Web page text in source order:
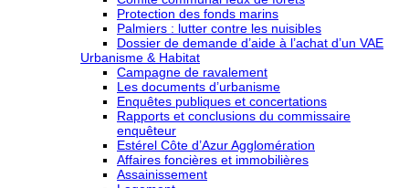
Protection des fonds marins
Palmiers : lutter contre les nuisibles
Dossier de demande d’aide à l’achat d’un VAE
Urbanisme & Habitat
Campagne de ravalement
Les documents d’urbanisme
Enquêtes publiques et concertations
Rapports et conclusions du commissaire
enquêteur
Estérel Côte d’Azur Agglomération
Affaires foncières et immobilières
Assainissement